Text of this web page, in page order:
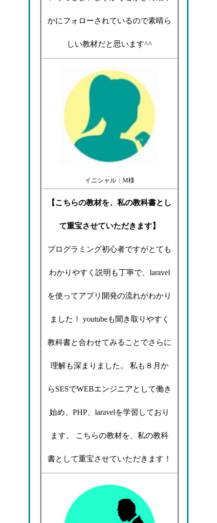
かにフォローされているので素晴ら
しい教材だと思います^^
イニシャル：M様
【こちらの教材を、私の教科書とし
て重宝させていただきます】
プログラミング初心者ですがとても
わかりやすく説明も丁寧で、laravel
を使ってアプリ開発の流れがわかり
ました！ youtubeも聞き取りやすく
教科書と合わせてみることでさらに
理解も深まりました。 私も８月か
らSESでWEBエンジニアとして働き
始め、PHP、laravelを学習しており
ます。 こちらの教材を、私の教科
書として重宝させていただきます！